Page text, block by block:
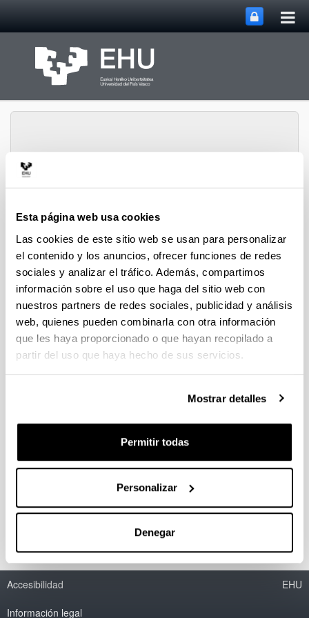
Esta página web usa cookies
Las cookies de este sitio web se usan para personalizar
el contenido y los anuncios, ofrecer funciones de redes
sociales y analizar el tráfico. Además, compartimos
información sobre el uso que haga del sitio web con
nuestros partners de redes sociales, publicidad y análisis
web, quienes pueden combinarla con otra información
que les haya proporcionado o que hayan recopilado a
partir del uso que haya hecho de sus servicios.
Mostrar detalles
Permitir todas
Personalizar
Denegar
Departamento de
Ingeniería Química
Tesis doctorales de 2007
Productos y cinética de la pirólisis
térmica y catalítica de neumáticos
usados en un reactor de spouted
2007
Personas encargadas de la dirección:
M. Olazar, R. Aguado
Accesibilidad
Información legal
EHU